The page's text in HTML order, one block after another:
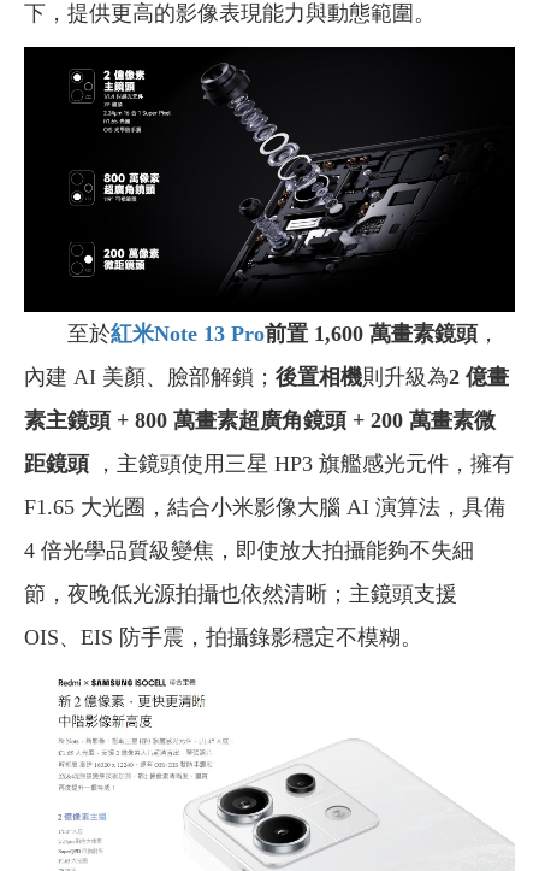
下，提供更高的影像表現能力與動態範圍。
至於紅米Note 13 Pro前置 1,600 萬畫素鏡頭，
內建 AI 美顏、臉部解鎖； 後置相機則升級為2 億畫
素主鏡頭 + 800 萬畫素超廣角鏡頭 + 200 萬畫素微
距鏡頭，主鏡頭使用三星 HP3 旗艦感光元件，擁有
F1.65 大光圈，結合小米影像大腦 AI 演算法，具備
4 倍光學品質級變焦，即使放大拍攝能夠不失細
節，夜晚低光源拍攝也依然清晰；主鏡頭支援
OIS、EIS 防手震，拍攝錄影穩定不模糊。